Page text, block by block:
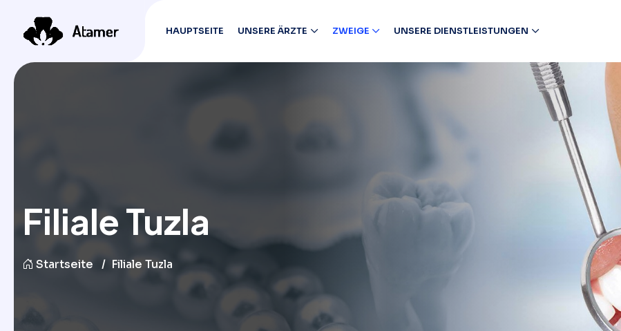
HAUPTSEITE UNSERE ÄRZTE ZWEIGE UNSERE DIENSTLEISTUNGEN
Filiale Tuzla
Startseite Filiale Tuzla